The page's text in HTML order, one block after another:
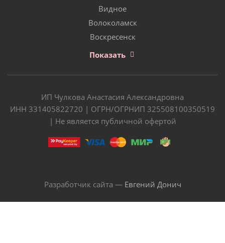
Видное
Волоколамск
Воскресенск
Показать
ИП Чулкова Анастасия Александровна
ИНН 331405822720 | ОГРН/ОГРНИП 325508100350519
| Не является публичной офертой
Разработчик сайта — Евгений Донич